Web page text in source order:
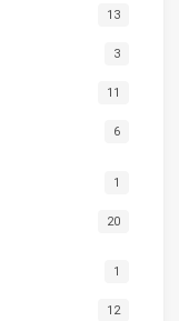
13
3
11
6
1
20
1
12